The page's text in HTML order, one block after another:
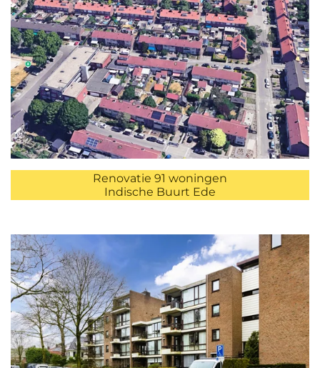
Renovatie 91 woningen
Indische Buurt Ede